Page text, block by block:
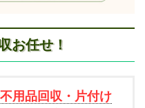
お任せ！
用品回収・片付け